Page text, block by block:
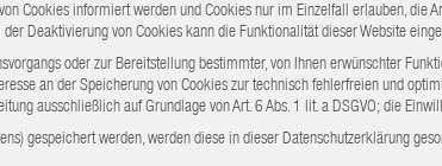
Cookies informiert werden und Cookies nur im Einzelfall erlauben,
Deaktivierung von Cookies kann die Funktionalität dieser Website
oder zur Bereitstellung bestimmter, von Ihnen erwünschter
an der Speicherung von Cookies zur technisch fehlerfreien und
ausschließlich auf Grundlage von Art. 6 Abs. 1 lit. a DSGVO; die
gespeichert werden, werden diese in dieser Datenschutzerklärung